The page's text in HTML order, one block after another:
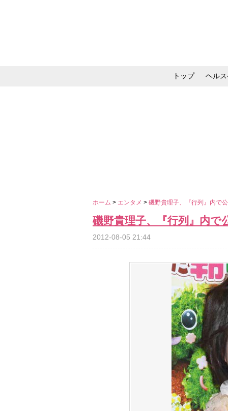
トップ ヘル
ホーム > エンタメ > 磯野貴理子、『行列』内で
磯野貴理子、『行列』内で
2012-08-05 21:44